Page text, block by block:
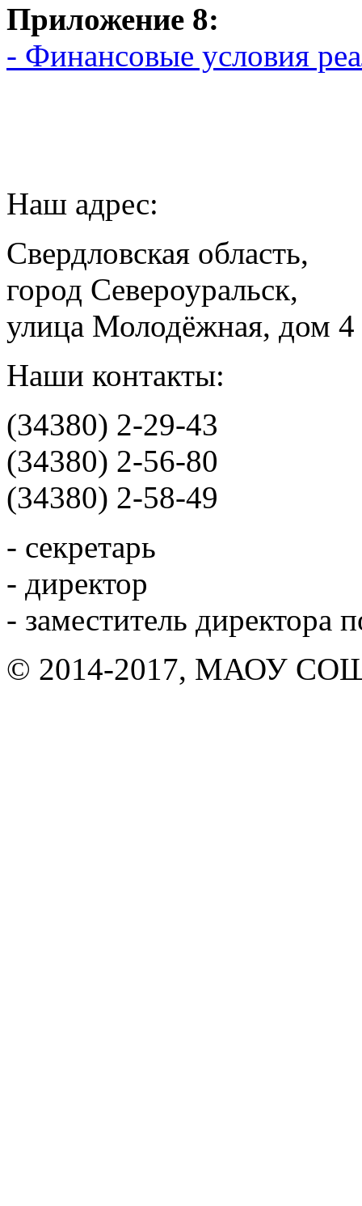
Приложение 8:
- Финансовые условия
Наш адрес:
Свердловская область,
город Североуральск,
улица Молодёжная, дом 4
Наши контакты:
(34380) 2-29-43
(34380) 2-56-80
(34380) 2-58-49
- секретарь
- директор
- заместитель директора
© 2014-2017, МАОУ СОШ